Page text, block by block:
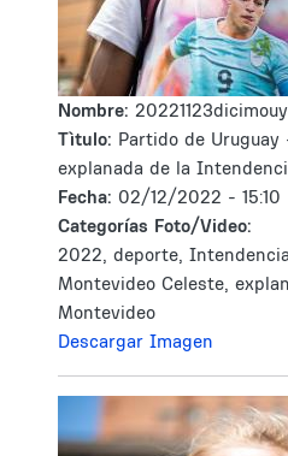
Nombre:
Tìtulo: Partido de Uruguay
explanada de la
Fecha: 02/12/2022 - 15:10
Categorías Foto/Video:
2022, deporte,
Montevideo Celeste,
Montevideo
Descargar Imagen